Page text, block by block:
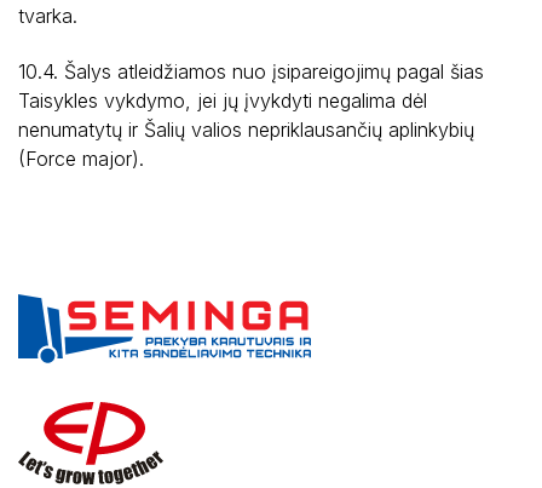
tvarka.
10.4. Šalys atleidžiamos nuo įsipareigojimų pagal šias
Taisykles vykdymo, jei jų įvykdyti negalima dėl
nenumatytų ir Šalių valios nepriklausančių aplinkybių
(Force major).